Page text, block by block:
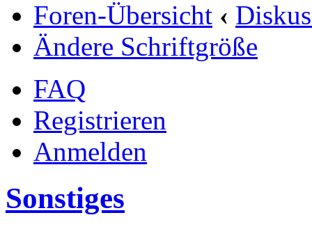
Foren-Übersicht ‹
Ändere Schriftgröße
FAQ
Registrieren
Anmelden
Sonstiges